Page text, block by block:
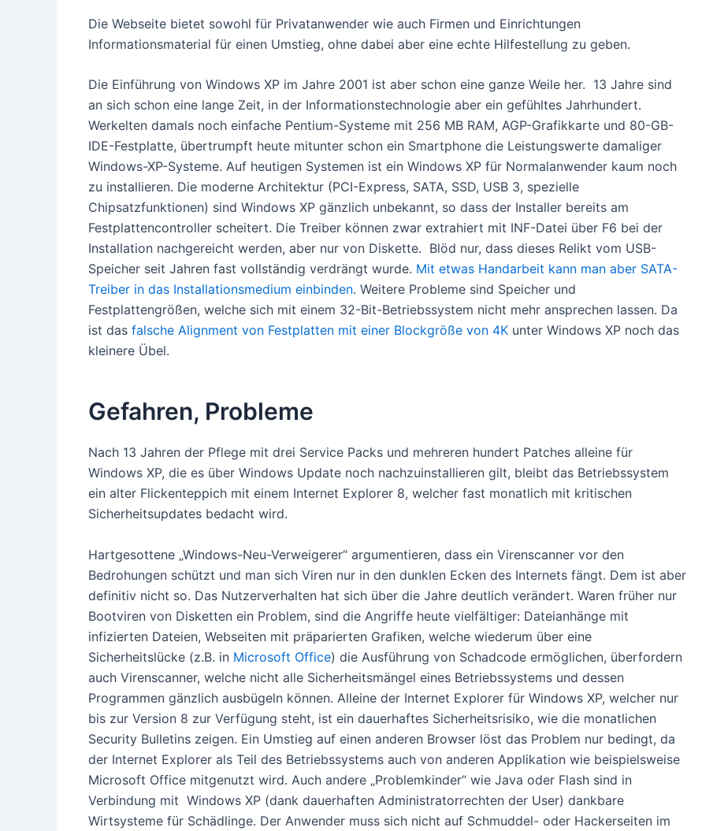
Die Webseite bietet sowohl für Privatanwender wie auch Firmen und Einrichtungen
Informationsmaterial für einen Umstieg, ohne dabei aber eine echte Hilfestellung zu geben.
Die Einführung von Windows XP im Jahre 2001 ist aber schon eine ganze Weile her. 13 Jahre sind
an sich schon eine lange Zeit, in der Informationstechnologie aber ein gefühltes Jahrhundert.
Werkelten damals noch einfache Pentium-Systeme mit 256 MB RAM, AGP-Grafikkarte und 80-GB-
IDE-Festplatte, übertrumpft heute mitunter schon ein Smartphone die Leistungswerte damaliger
Windows-XP-Systeme. Auf heutigen Systemen ist ein Windows XP für Normalanwender kaum noch
zu installieren. Die moderne Architektur (PCI-Express, SATA, SSD, USB 3, spezielle
Chipsatzfunktionen) sind Windows XP gänzlich unbekannt, so dass der Installer bereits am
Festplattencontroller scheitert. Die Treiber können zwar extrahiert mit INF-Datei über F6 bei der
Installation nachgereicht werden, aber nur von Diskette. Blöd nur, dass dieses Relikt vom USB-
Speicher seit Jahren fast vollständig verdrängt wurde. Mit etwas Handarbeit kann man aber SATA-
Treiber in das Installationsmedium einbinden. Weitere Probleme sind Speicher und
Festplattengrößen, welche sich mit einem 32-Bit-Betriebssystem nicht mehr ansprechen lassen. Da
ist das falsche Alignment von Festplatten mit einer Blockgröße von 4K unter Windows XP noch das
kleinere Übel.
Gefahren, Probleme
Nach 13 Jahren der Pflege mit drei Service Packs und mehreren hundert Patches alleine für
Windows XP, die es über Windows Update noch nachzuinstallieren gilt, bleibt das Betriebssystem
ein alter Flickenteppich mit einem Internet Explorer 8, welcher fast monatlich mit kritischen
Sicherheitsupdates bedacht wird.
Hartgesottene „Windows-Neu-Verweigerer“ argumentieren, dass ein Virenscanner vor den
Bedrohungen schützt und man sich Viren nur in den dunklen Ecken des Internets fängt. Dem ist aber
definitiv nicht so. Das Nutzerverhalten hat sich über die Jahre deutlich verändert. Waren früher nur
Bootviren von Disketten ein Problem, sind die Angriffe heute vielfältiger: Dateianhänge mit
infizierten Dateien, Webseiten mit präparierten Grafiken, welche wiederum über eine
Sicherheitslücke (z.B. in Microsoft Office) die Ausführung von Schadcode ermöglichen, überfordern
auch Virenscanner, welche nicht alle Sicherheitsmängel eines Betriebssystems und dessen
Programmen gänzlich ausbügeln können. Alleine der Internet Explorer für Windows XP, welcher nur
bis zur Version 8 zur Verfügung steht, ist ein dauerhaftes Sicherheitsrisiko, wie die monatlichen
Security Bulletins zeigen. Ein Umstieg auf einen anderen Browser löst das Problem nur bedingt, da
der Internet Explorer als Teil des Betriebssystems auch von anderen Applikation wie beispielsweise
Microsoft Office mitgenutzt wird. Auch andere „Problemkinder“ wie Java oder Flash sind in
Verbindung mit Windows XP (dank dauerhaften Administratorrechten der User) dankbare
Wirtsysteme für Schädlinge. Der Anwender muss sich nicht auf Schmuddel- oder Hackerseiten im